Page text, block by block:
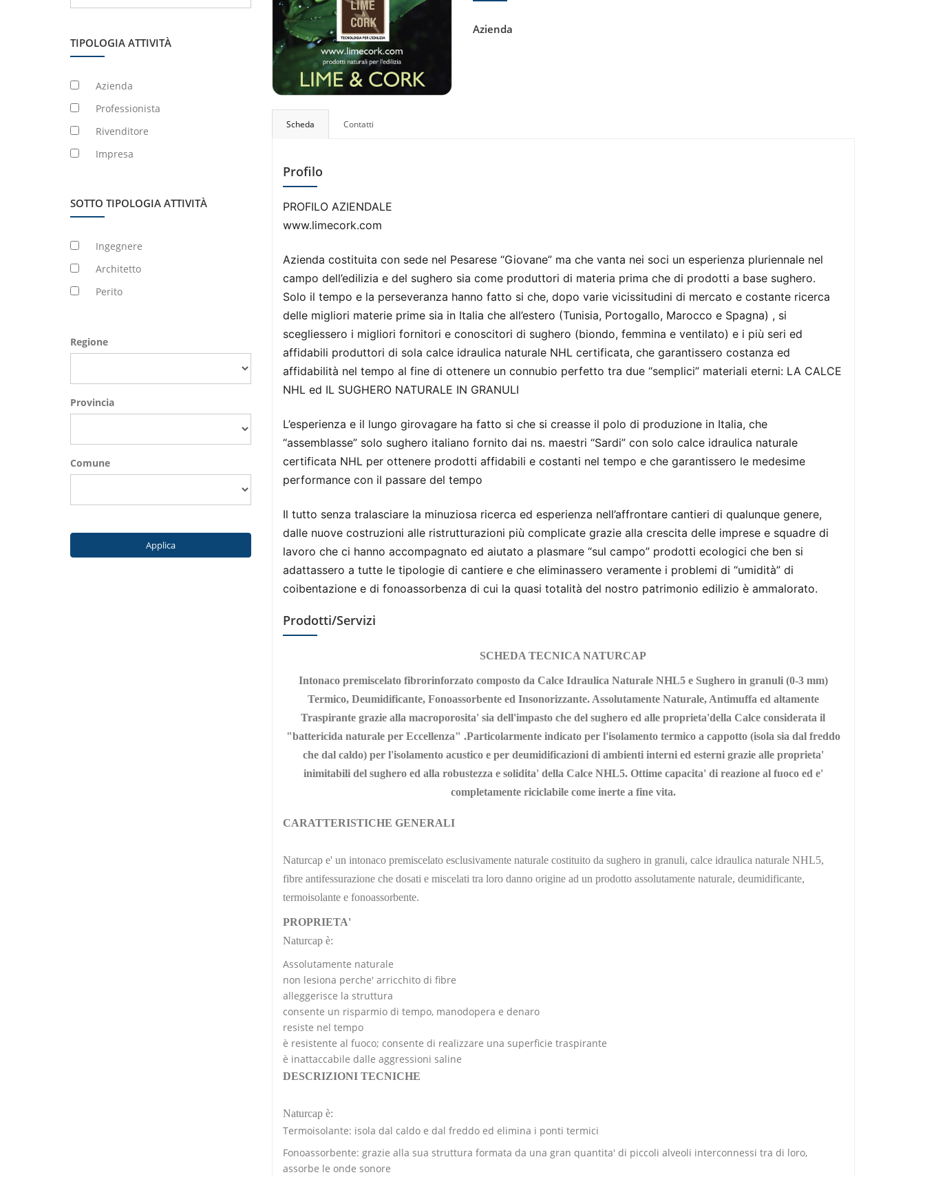
Azienda
Scheda Contatti
Profilo
PROFILO AZIENDALE
www.limecork.com
Azienda costituita con sede nel Pesarese “Giovane” ma che vanta nei soci un esperienza pluriennale nel
campo dell’edilizia e del sughero sia come produttori di materia prima che di prodotti a base sughero.
Solo il tempo e la perseveranza hanno fatto si che, dopo varie vicissitudini di mercato e costante ricerca
delle migliori materie prime sia in Italia che all’estero (Tunisia, Portogallo, Marocco e Spagna) , si
scegliessero i migliori fornitori e conoscitori di sughero (biondo, femmina e ventilato) e i più seri ed
affidabili produttori di sola calce idraulica naturale NHL certificata, che garantissero costanza ed
affidabilità nel tempo al fine di ottenere un connubio perfetto tra due “semplici” materiali eterni: LA CALCE
NHL ed IL SUGHERO NATURALE IN GRANULI
L’esperienza e il lungo girovagare ha fatto si che si creasse il polo di produzione in Italia, che
“assemblasse” solo sughero italiano fornito dai ns. maestri “Sardi” con solo calce idraulica naturale
certificata NHL per ottenere prodotti affidabili e costanti nel tempo e che garantissero le medesime
performance con il passare del tempo
Il tutto senza tralasciare la minuziosa ricerca ed esperienza nell’affrontare cantieri di qualunque genere,
dalle nuove costruzioni alle ristrutturazioni più complicate grazie alla crescita delle imprese e squadre di
lavoro che ci hanno accompagnato ed aiutato a plasmare “sul campo” prodotti ecologici che ben si
adattassero a tutte le tipologie di cantiere e che eliminassero veramente i problemi di “umidità” di
coibentazione e di fonoassorbenza di cui la quasi totalità del nostro patrimonio edilizio è ammalorato.
Prodotti/Servizi
SCHEDA TECNICA NATURCAP
Intonaco premiscelato fibrorinforzato composto da Calce Idraulica Naturale NHL5 e Sughero in granuli (0-3 mm)
Termico, Deumidificante, Fonoassorbente ed Insonorizzante. Assolutamente Naturale, Antimuffa ed altamente
Traspirante grazie alla macroporosita' sia dell'impasto che del sughero ed alle proprieta'della Calce considerata il
"battericida naturale per Eccellenza" .Particolarmente indicato per l'isolamento termico a cappotto (isola sia dal freddo
che dal caldo) per l'isolamento acustico e per deumidificazioni di ambienti interni ed esterni grazie alle proprieta'
inimitabili del sughero ed alla robustezza e solidita' della Calce NHL5. Ottime capacita' di reazione al fuoco ed e'
completamente riciclabile come inerte a fine vita.
CARATTERISTICHE GENERALI
Naturcap e' un intonaco premiscelato esclusivamente naturale costituito da sughero in granuli, calce idraulica naturale NHL5,
fibre antifessurazione che dosati e miscelati tra loro danno origine ad un prodotto assolutamente naturale, deumidificante,
termoisolante e fonoassorbente.
PROPRIETA'
Naturcap è:
Assolutamente naturale
non lesiona perche' arricchito di fibre
alleggerisce la struttura
consente un risparmio di tempo, manodopera e denaro
resiste nel tempo
è resistente al fuoco; consente di realizzare una superficie traspirante
è inattaccabile dalle aggressioni saline
DESCRIZIONI TECNICHE
Naturcap è:
Termoisolante: isola dal caldo e dal freddo ed elimina i ponti termici
Fonoassorbente: grazie alla sua struttura formata da una gran quantita' di piccoli alveoli interconnessi tra di loro,
assorbe le onde sonore
TIPOLOGIA ATTIVITÀ
Azienda
Professionista
Rivenditore
Impresa
SOTTO TIPOLOGIA ATTIVITÀ
Ingegnere
Architetto
Perito
Regione
Provincia
Comune
Applica